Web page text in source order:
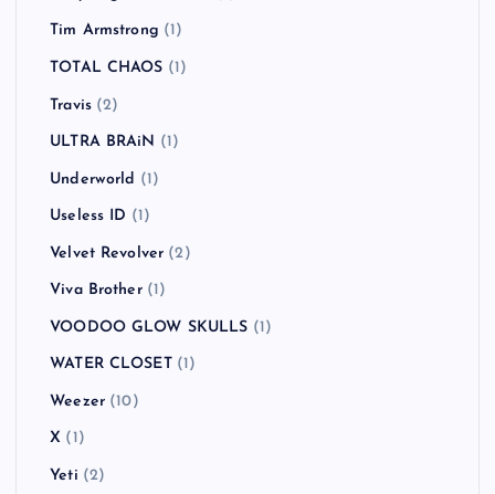
Tim Armstrong (1)
TOTAL CHAOS (1)
Travis(2)
ULTRA BRAiN (1)
Underworld (1)
Useless ID (1)
Velvet Revolver (2)
Viva Brother(1)
VOODOO GLOW SKULLS (1)
WATER CLOSET(1)
Weezer(10)
X (1)
Yeti (2)